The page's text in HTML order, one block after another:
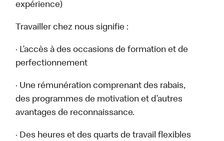
expérience)
Travailler chez nous signifie :
· L’accès à des occasions de formation et de
perfectionnement
· Une rémunération comprenant des rabais,
des programmes de motivation et d’autres
avantages de reconnaissance.
· Des heures et des quarts de travail flexibles